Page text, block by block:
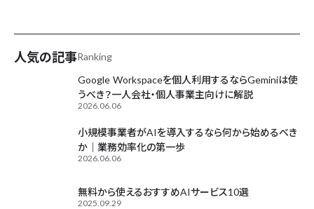
人気の記事Ranking
Google Workspaceを個人利用するならGeminiは使
うべき？一人会社・個人事業主向けに解説
2026.06.06
小規模事業者がAIを導入するなら何から始めるべき
か｜業務効率化の第一歩
2026.06.06
無料から使えるおすすめAIサービス10選
2025.09.29